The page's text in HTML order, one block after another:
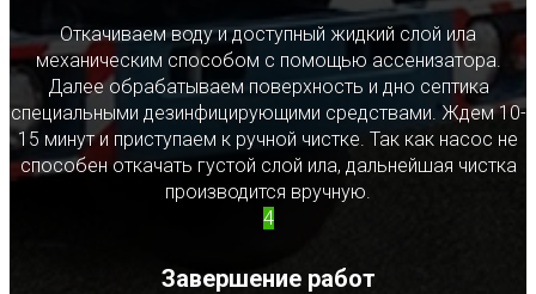
Откачиваем воду и доступный жидкий слой ила
механическим способом с помощью ассенизатора.
Далее обрабатываем поверхность и дно септика
специальными дезинфицирующими средствами. Ждем 10-
15 минут и приступаем к ручной чистке. Так как насос не
способен откачать густой слой ила, дальнейшая чистка
производится вручную.
4
Завершение работ